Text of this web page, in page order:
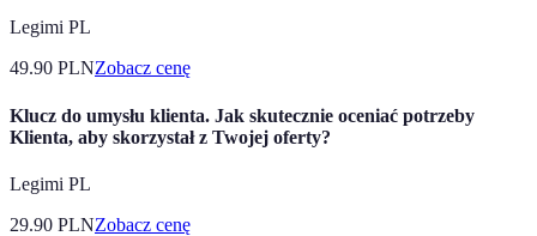
Legimi PL
49.90 PLNZobacz cenę
Klucz do umysłu klienta. Jak skutecznie oceniać potrzeby
Klienta, aby skorzystał z Twojej oferty?
Legimi PL
29.90 PLNZobacz cenę